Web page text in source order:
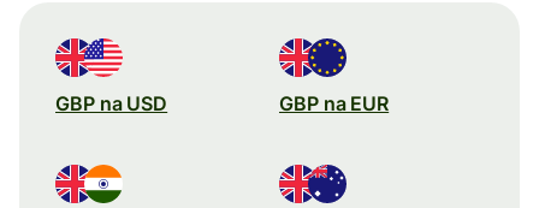
GBP na USD GBP na EUR